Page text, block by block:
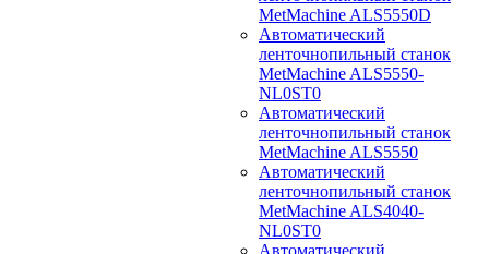
MetMachine ALS5550D
Автоматический
ленточнопильный станок
MetMachine ALS5550-
NL0ST0
Автоматический
ленточнопильный станок
MetMachine ALS5550
Автоматический
ленточнопильный станок
MetMachine ALS4040-
NL0ST0
Автоматический